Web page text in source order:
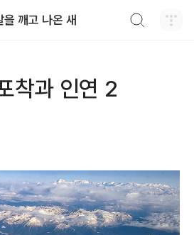
을 깨고 나온 새
착과 인연 2